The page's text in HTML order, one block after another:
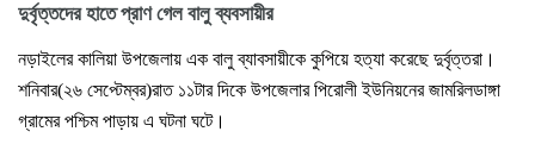
দুর্বৃত্তদের হাতে প্রাণ গেল বালু ব্যবসায়ীর
নড়াইলের কালিয়া উপজেলায় এক বালু ব্যাবসায়ীকে কুপিয়ে হত্যা করেছে দুর্বৃত্তরা।
শনিবার(২৬ সেপ্টেম্বর)রাত ১১টার দিকে উপজেলার পিরোলী ইউনিয়নের জামরিলডাঙ্গা
গ্রামের পশ্চিম পাড়ায় এ ঘটনা ঘটে।